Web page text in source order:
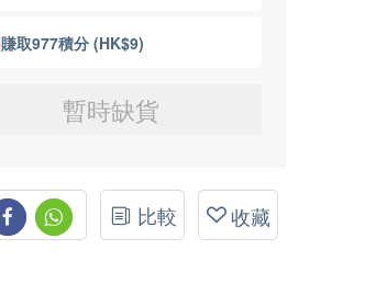
賺取977積分 (HK$9)
暫時缺貨
比較 收藏